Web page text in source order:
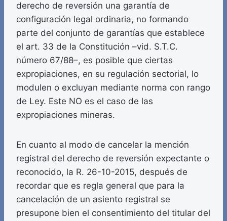
derecho de reversión una garantía de
configuración legal ordinaria, no formando
parte del conjunto de garantías que establece
el art. 33 de la Constitución –vid. S.T.C.
número 67/88–, es posible que ciertas
expropiaciones, en su regulación sectorial, lo
modulen o excluyan mediante norma con rango
de Ley. Este NO es el caso de las
expropiaciones mineras.
En cuanto al modo de cancelar la mención
registral del derecho de reversión expectante o
reconocido, la R. 26-10-2015, después de
recordar que es regla general que para la
cancelación de un asiento registral se
presupone bien el consentimiento del titular del